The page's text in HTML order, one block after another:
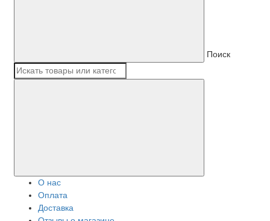
Поиск
О нас
Оплата
Доставка